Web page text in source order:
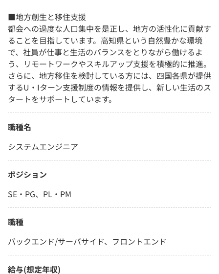
■地方創生と移住支援
都会への過度な人口集中を是正し、地方の活性化に貢献す
ることを目指しています。高知県という自然豊かな環境
で、社員が仕事と生活のバランスをとりながら働けるよ
う、リモートワークやスキルアップ支援を積極的に推進。
さらに、地方移住を検討している方には、四国各県が提供
するU・Iターン支援制度の情報を提供し、新しい生活のス
タートをサポートしています。
職種名
システムエンジニア
ポジション
SE・PG、PL・PM
職種
バックエンド/サーバサイド、フロントエンド
給与(想定年収)